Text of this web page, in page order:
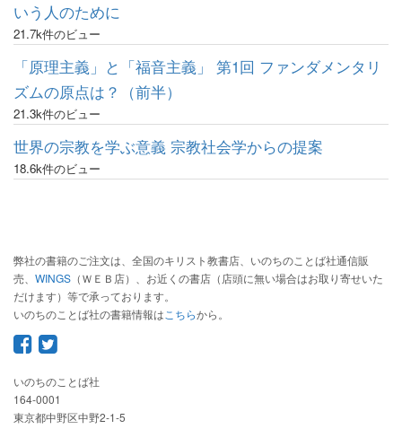
いう人のために
21.7k件のビュー
「原理主義」と「福音主義」 第1回 ファンダメンタリ
ズムの原点は？（前半）
21.3k件のビュー
世界の宗教を学ぶ意義 宗教社会学からの提案
18.6k件のビュー
弊社の書籍のご注文は、全国のキリスト教書店、いのちのことば社通信販
売、 WINGS （ＷＥＢ店）、お近くの書店（店頭に無い場合はお取り寄せいた
だけます）等で承っております。
いのちのことば社の書籍情報は こちらから。
いのちのことば社
164-0001
東京都中野区中野2-1-5